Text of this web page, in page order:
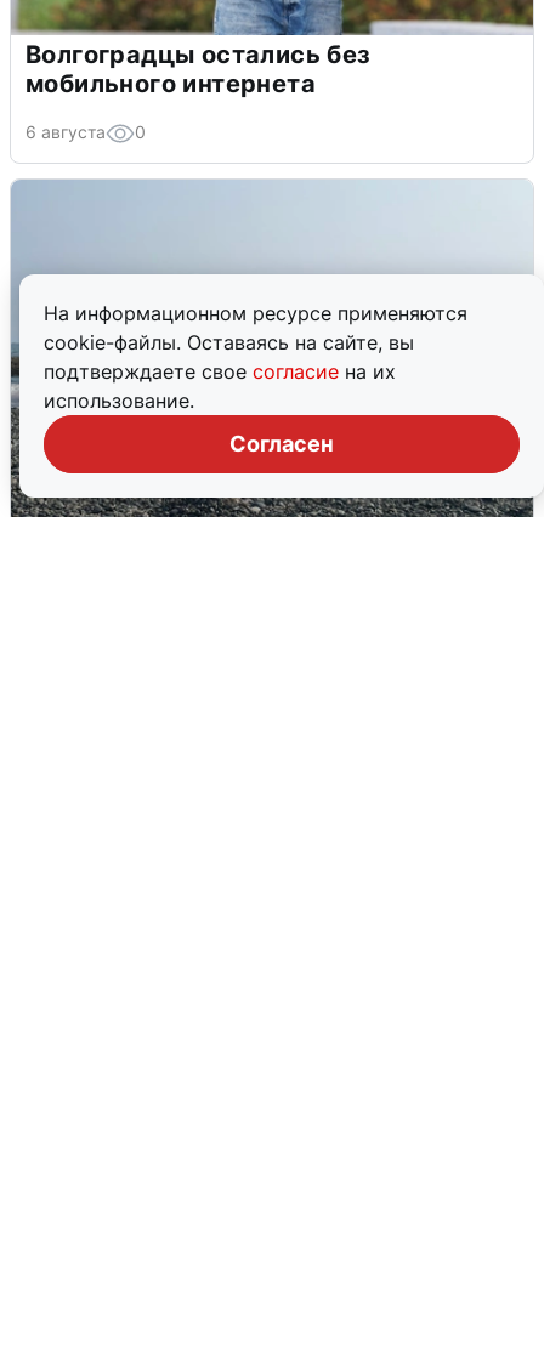
На информационном ресурсе применяются
cookie-файлы. Оставаясь на сайте, вы
подтверждаете свое согласие на их
использование.
Согласен
Волгоградцы остались без
мобильного интернета
6 августа 0